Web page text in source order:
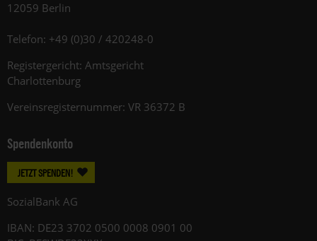
12059 Berlin
Telefon: +49 (0)30 / 420248-0
Registergericht: Amtsgericht
Charlottenburg
Vereinsregisternummer: VR 36372 B
Spendenkonto
JETZT SPENDEN!
SozialBank AG
IBAN: DE23 3702 0500 0008 0901 00